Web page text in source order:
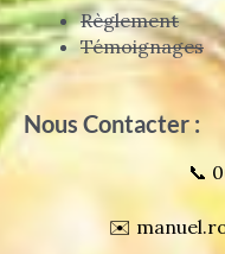
Règlement
Témoignages
Nous Contacter :
📞
✉️